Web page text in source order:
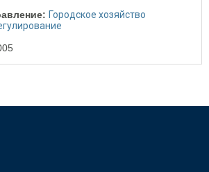
Городское хозяйство